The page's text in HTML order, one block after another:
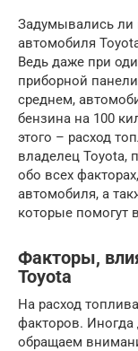
Задумывались ли
автомобиля
Ведь даже при
приборной
среднем,
бензина на 100
этого – расход
владелец Toyota,
обо всех
автомобиля, а
которые помогут
Факторы,
Toyota
На расход
факторов.
обращаем